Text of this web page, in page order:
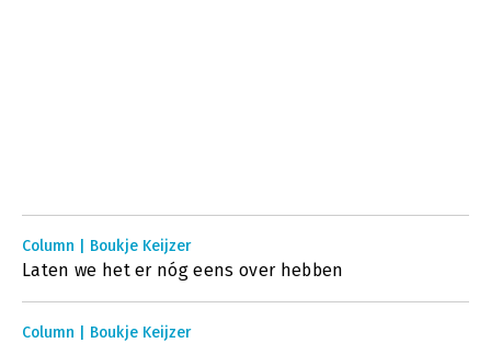
Column | Boukje Keijzer
Laten we het er nóg eens over hebben
Column | Boukje Keijzer